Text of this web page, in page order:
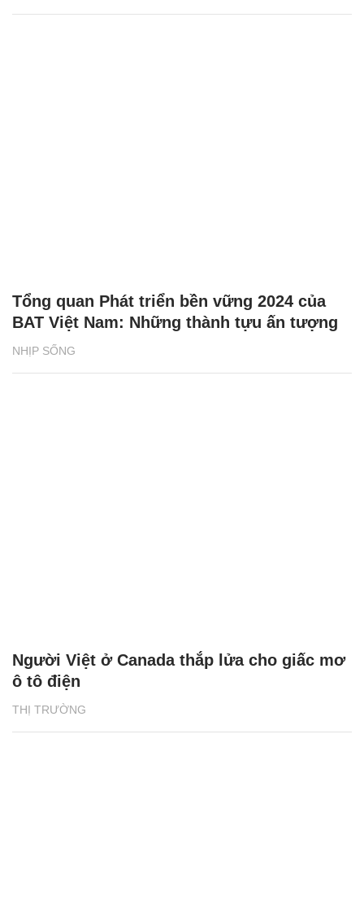
NHỊP SỐNG
Tổng quan Phát triển bền vững 2024 của
BAT Việt Nam: Những thành tựu ấn tượng
THỊ TRƯỜNG
Người Việt ở Canada thắp lửa cho giấc mơ
ô tô điện